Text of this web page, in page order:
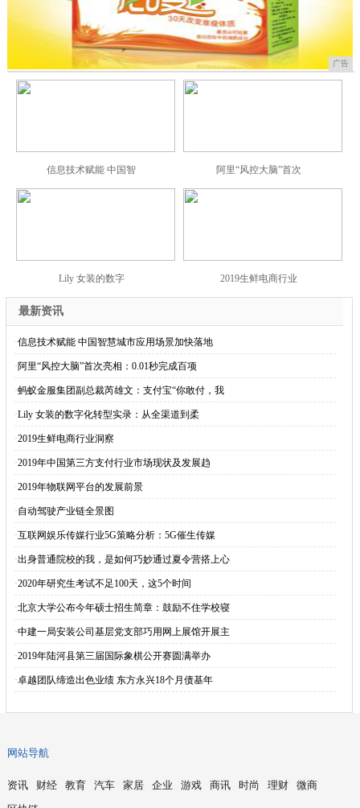
广告
信息技术赋能 中国智 阿里“风控大脑”首次
Lily 女装的数字 2019生鲜电商行业
最新资讯
·信息技术赋能 中国智慧城市应用场景加快落地
·阿里“风控大脑”首次亮相：0.01秒完成百项
·蚂蚁金服集团副总裁芮雄文：支付宝“你敢付，我
·Lily 女装的数字化转型实录：从全渠道到柔
·2019生鲜电商行业洞察
·2019年中国第三方支付行业市场现状及发展趋
·2019年物联网平台的发展前景
·自动驾驶产业链全景图
·互联网娱乐传媒行业5G策略分析：5G催生传媒
·出身普通院校的我，是如何巧妙通过夏令营搭上心
·2020年研究生考试不足100天，这5个时间
·北京大学公布今年硕士招生简章：鼓励不住学校寝
·中建一局安装公司基层党支部巧用网上展馆开展主
·2019年陆河县第三届国际象棋公开赛圆满举办
·卓越团队缔造出色业绩 东方永兴18个月债基年
网站导航
资讯 财经 教育 汽车 家居 企业 游戏 商讯 时尚 理财
微商